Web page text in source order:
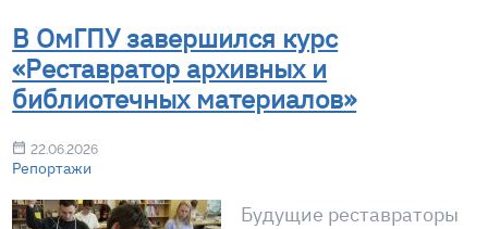
В ОмГПУ завершился курс
«Реставратор архивных и
библиотечных материалов»
22.06.2026
Репортажи
Будущие реставраторы